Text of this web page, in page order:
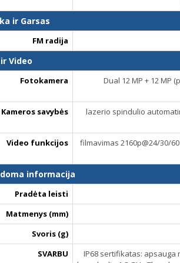
ir Garsas
FM radija
Video
Fotokamera
Dual 12 MP + 12 MP
Kameros savybės
lazerio spindulio
Video funkcijos
filmavimas 2160p@24/30/
informacija
Pradėta leisti
Matmenys (mm)
Svoris (g)
SVARBU
IP68 sertifikatas: apsauga